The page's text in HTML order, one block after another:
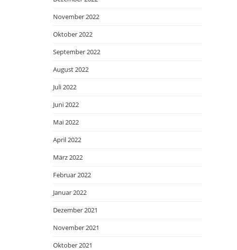
November 2022
Oktober 2022
September 2022
August 2022
Juli 2022
Juni 2022
Mai 2022
April 2022
März 2022
Februar 2022
Januar 2022
Dezember 2021
November 2021
Oktober 2021